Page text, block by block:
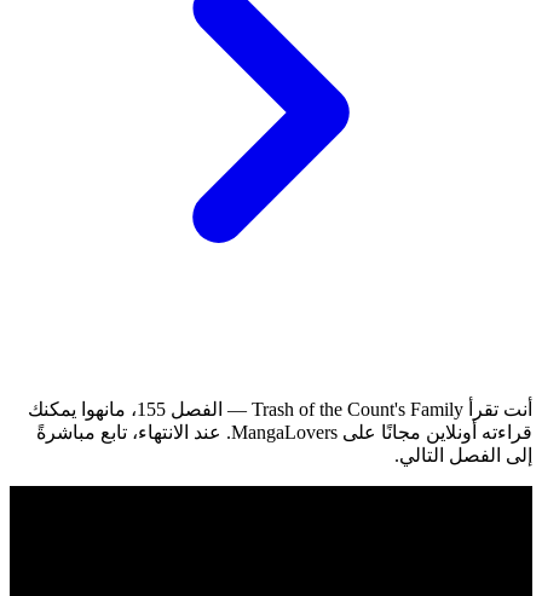
أنت تقرأ Trash of the Count's Family — الفصل 155، مانهوا يمكنك
قراءته أونلاين مجانًا على MangaLovers.
عند الانتهاء، تابع مباشرةً
إلى الفصل التالي.